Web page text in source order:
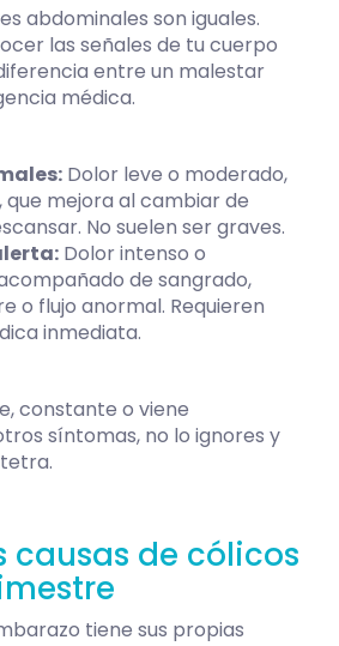
abdominales son iguales.
las señales de tu cuerpo
entre un malestar
médica.
Dolor leve o moderado,
mejora al cambiar de
No suelen ser graves.
Dolor intenso o
de sangrado,
o flujo anormal. Requieren
inmediata.
constante o viene
síntomas, no lo ignores y
causas de cólicos
tiene sus propias